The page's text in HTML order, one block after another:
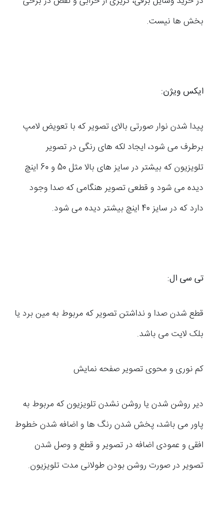
بخش ها نیست.
ایکس ویژن:
پیدا شدن نوار صورتی بالای تصویر که با تعویض لامپ
برطرف می شود، ایجاد لکه های رنگی در تصویر
تلویزیون که بیشتر در سایز های بالا مثل 50 و 60 اینچ
دیده می شود و قطعی تصویر هنگامی که صدا وجود
دارد که در سایز 40 اینچ بیشتر دیده می شود.
تی سی ال:
قطع شدن صدا و نداشتن تصویر که مربوط به مین برد یا
بلک لایت می باشد.
کم نوری و محوی تصویر صفحه نمایش
دیر روشن شدن یا روشن نشدن تلویزیون که مربوط به
پاور می باشد، پخش شدن رنگ ها و اضافه شدن خطوط
افقی و عمودی اضافه در تصویر و قطع و وصل شدن
تصویر در صورت روشن بودن طولانی مدت تلویزیون.